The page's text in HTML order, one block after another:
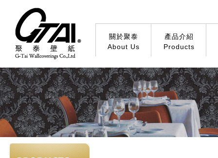
關於聚泰
About Us
產品介紹
Products